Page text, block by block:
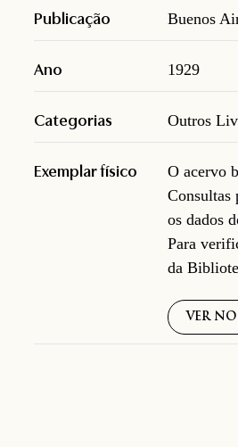
Publicação Buenos
Ano 1929
Categorias Outros
Exemplar físico
O acervo
Consultas
os dados
Para
da
VER